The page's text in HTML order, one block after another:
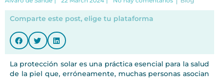
Comparte este post, elige tu plataforma
La protección solar es una práctica esencial para la salud
de la piel que, erróneamente, muchas personas asocian